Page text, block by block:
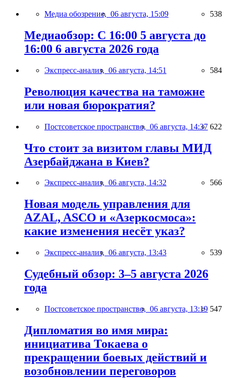
Медиа обозрение, 06 августа, 15:09 538
Медиаобзор: С 16:00 5 августа до
16:00 6 августа 2026 года
Экспресс-анализ, 06 августа, 14:51 584
Революция качества на таможне
или новая бюрократия?
Постсоветское пространство, 06 августа, 14:37 622
Что стоит за визитом главы МИД
Азербайджана в Киев?
Экспресс-анализ, 06 августа, 14:32 566
Новая модель управления для
AZAL, ASCO и «Азеркосмоса»:
какие изменения несёт указ?
Экспресс-анализ, 06 августа, 13:43 539
Судебный обзор: 3–5 августа 2026
года
Постсоветское пространство, 06 августа, 13:19 547
Дипломатия во имя мира:
инициатива Токаева о
прекращении боевых действий и
возобновлении переговоров